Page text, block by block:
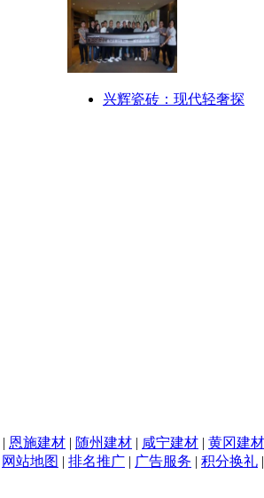
兴辉瓷砖：现代轻奢探
| 恩施建材 | 随州建材 | 咸宁建材 | 黄冈建材
网站地图 | 排名推广 | 广告服务 | 积分换礼 |